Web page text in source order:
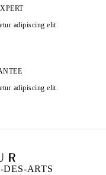
adipiscing elit.
adipiscing elit.
ARTS